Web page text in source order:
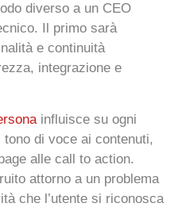
diverso a un CEO
Il primo sarà
e continuità
integrazione e
influisce su ogni
di voce ai contenuti,
alle call to action.
attorno a un problema
che l’utente si riconosca